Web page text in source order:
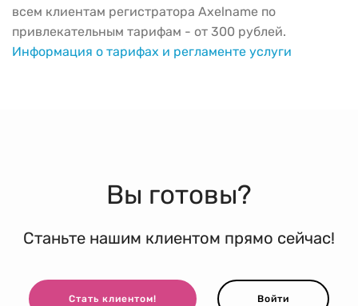
всем клиентам регистратора Axelname по
привлекательным тарифам - от 300 рублей.
Информация о тарифах и регламенте услуги
Вы готовы?
Станьте нашим клиентом прямо сейчас!
Стать клиентом! Войти